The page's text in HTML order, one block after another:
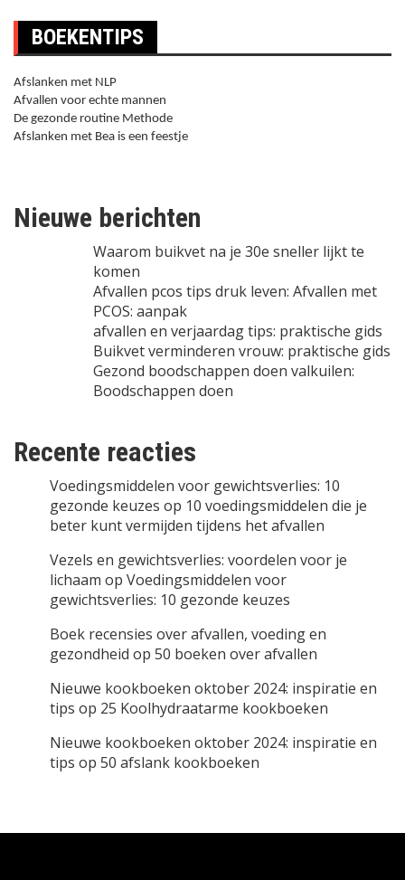
BOEKENTIPS
Afslanken met NLP
Afvallen voor echte mannen
De gezonde routine Methode
Afslanken met Bea is een feestje
Nieuwe berichten
Waarom buikvet na je 30e sneller lijkt te
komen
Afvallen pcos tips druk leven: Afvallen met
PCOS: aanpak
afvallen en verjaardag tips: praktische gids
Buikvet verminderen vrouw: praktische gids
Gezond boodschappen doen valkuilen:
Boodschappen doen
Recente reacties
Voedingsmiddelen voor gewichtsverlies: 10
gezonde keuzes op 10 voedingsmiddelen die je
beter kunt vermijden tijdens het afvallen
Vezels en gewichtsverlies: voordelen voor je
lichaam op Voedingsmiddelen voor
gewichtsverlies: 10 gezonde keuzes
Boek recensies over afvallen, voeding en
gezondheid op 50 boeken over afvallen
Nieuwe kookboeken oktober 2024: inspiratie en
tips op 25 Koolhydraatarme kookboeken
Nieuwe kookboeken oktober 2024: inspiratie en
tips op 50 afslank kookboeken